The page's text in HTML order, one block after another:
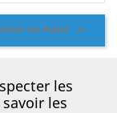
en haut 
les
les